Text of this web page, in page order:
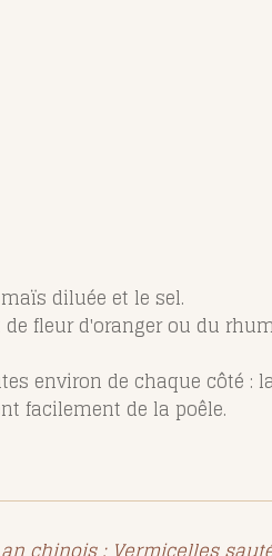
diluée et le sel.
fleur d'oranger ou du
environ de chaque côté :
facilement de la poêle.